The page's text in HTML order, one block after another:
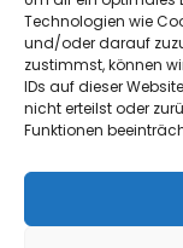
Technologien wie
und/oder darauf
zustimmst, können
IDs auf dieser
nicht erteilst oder
Funktionen
Pro
©